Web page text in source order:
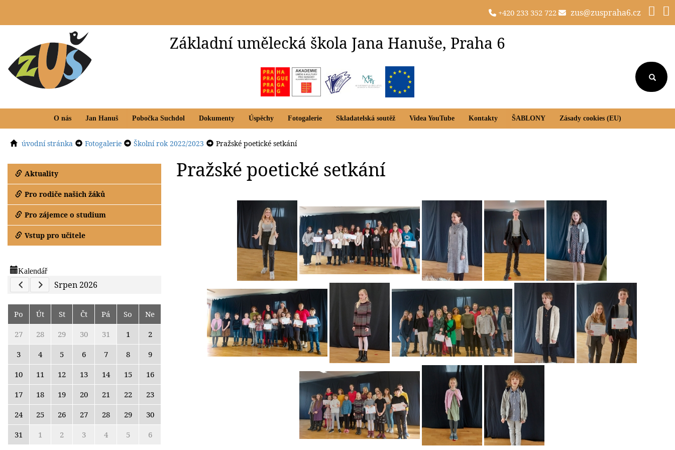
+420 233 352 722 zus@zuspraha6.cz
Základní umělecká škola Jana Hanuše, Praha 6
O nás Jan Hanuš Pobočka Suchdol Dokumenty Úspěchy Fotogalerie Skladatelská soutěž Videa YouTube Kontakty ŠABLONY Zásady cookies (EU)
úvodní stránka Fotogalerie Školní rok 2022/2023 Pražské poetické setkání
Aktuality
Pro rodiče našich žáků
Pro zájemce o studium
Vstup pro učitele
Kalendář
Previous Calendar
Next Calendar
Srpen 2026
Po Út St Čt Pá So
Ne
27
28 29 30 31 1
2
3
4 5 6 7 8
9
10
11 12 13 14 15
16
17
18 19 20 21 22
23
24
25 26 27 28 29
30
31
1 2 3 4 5 6
Pražské poetické setkání